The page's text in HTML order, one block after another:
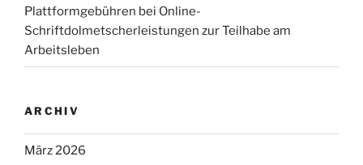
Plattformgebühren bei Online-
Schriftdolmetscherleistungen zur Teilhabe am
Arbeitsleben
ARCHIV
März 2026